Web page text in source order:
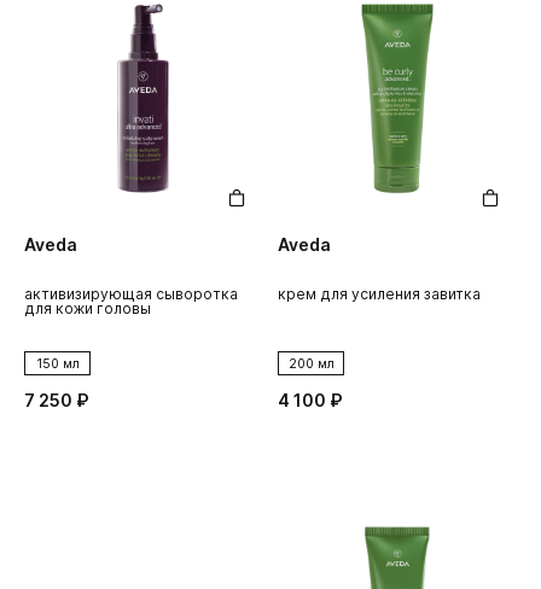
Aveda
активизирующая сыворотка
для кожи головы
150 мл
7 250 ₽
Aveda
крем для усиления завитка
200 мл
4 100 ₽